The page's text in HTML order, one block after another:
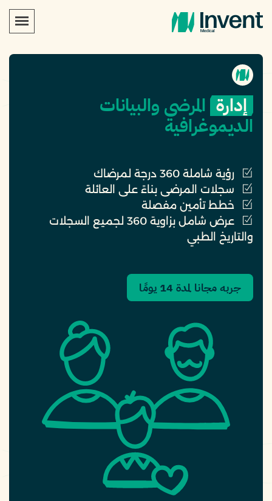
إدارة المرضى والبيانات
الديموغرافية
رؤية شاملة 360 درجة لمرضاك
سجلات المرضى بناءً على العائلة
خطط تأمين مفصلة
عرض شامل بزاوية 360 لجميع السجلات
والتاريخ الطبي
جربه مجانا لمدة 14 يومًا